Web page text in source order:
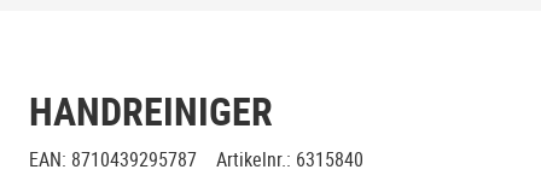
HANDREINIGER
EAN: 8710439295787 Artikelnr.: 6315840